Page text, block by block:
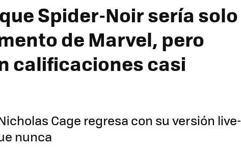
Spider-Noir sería solo
de Marvel, pero
calificaciones casi
Cage regresa con su versión live-
nunca